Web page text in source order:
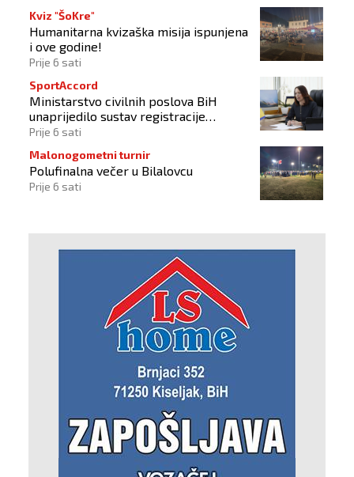
Kviz "ŠoKre"
Humanitarna kvizaška misija ispunjena
i ove godine!
Prije 6 sati
SportAccord
Ministarstvo civilnih poslova BiH
unaprijedilo sustav registracije
sportskih organizacija
Prije 6 sati
Malonogometni turnir
Polufinalna večer u Bilalovcu
Prije 6 sati